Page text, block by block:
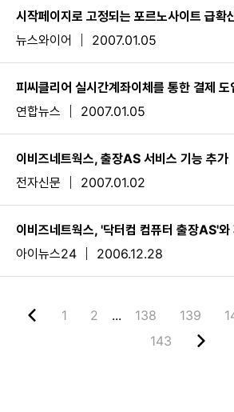
뉴스와이어
시작페이지로 고정되는 포르노사이트 급확
2007.01.05
연합뉴스
피씨클리어 실시간계좌이체를 통한 결제 도
2007.01.05
전자신문
이비즈네트웍스, 출장AS 서비스 기능 추가
2007.01.02
아이뉴스24
이비즈네트웍스, '닥터컴 컴퓨터 출장AS'와
2006.12.28
1 2 ... 138 139
143